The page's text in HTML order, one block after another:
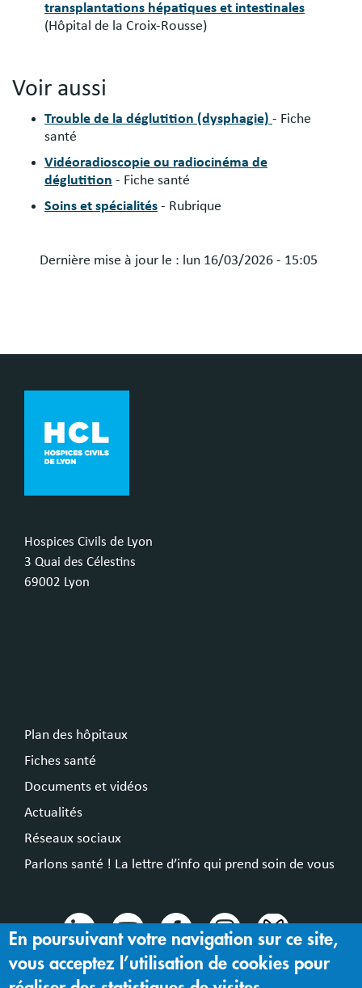
transplantations hépatiques et intestinales
(Hôpital de la Croix-Rousse)
Voir aussi
Trouble de la déglutition (dysphagie) - Fiche
santé
Vidéoradioscopie ou radiocinéma de
déglutition - Fiche santé
Soins et spécialités - Rubrique
Dernière mise à jour le : lun 16/03/2026 - 15:05
Hospices Civils de Lyon
3 Quai des Célestins
69002 Lyon
Plan des hôpitaux
Fiches santé
Documents et vidéos
Actualités
Réseaux sociaux
Parlons santé ! La lettre d’info qui prend soin de vous
En poursuivant votre navigation sur ce site,
vous acceptez l’utilisation de cookies pour